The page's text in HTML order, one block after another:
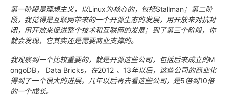
第一阶段是理想主义，以Linux为核心的，包括Stallman ；第二阶
段，我觉得是互联网带来的一个开源生态的发展，用开放来对抗封
闭，用开放来促进整个技术和互联网的发展；到了第三个阶段，你
就会发现，它其实还是需要商业支撑的。
我观察到一个比较重要的，就是开源这些公司，包括后来成立的M
ongoDB， Data Bricks，在2012 、 13年以后，这些公司的商业化
得到了一个很大的进展。几年以后再去看这些公司，是5倍到10倍
的一个成长。